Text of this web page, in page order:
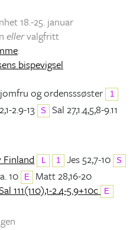
18.-25. januar
ellervalgfritt
:
bispevigsel
og ordensssøster 1
2.9-13 S Sal 27,1.4,5,8-9.11
Finland L 1 Jes 52,7-10 S
10 E Matt 28,16-20
111(110),1-2.4-5.9+10c E